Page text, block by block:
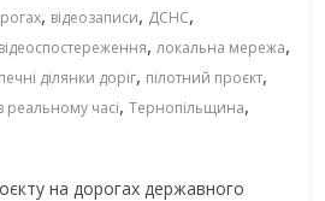
, відеозаписи, ДСНС,
,локальна мережа,
ділянки доріг, пілотний проєкт,
реальному часі,Тернопільщина,
на дорогах державного